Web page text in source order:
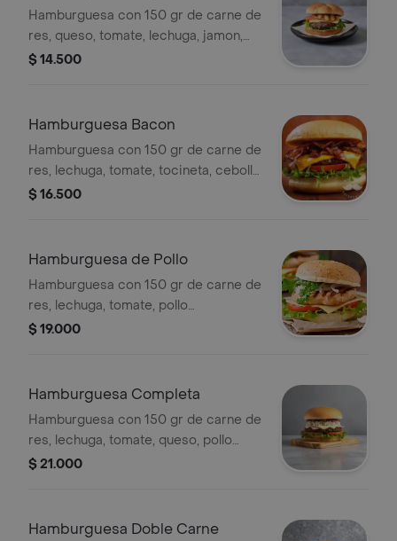
Hamburguesa con 150 gr de carne de
res, queso, tomate, lechuga, jamon,
rodaja de piña caramelizada y salsas
$ 14.500
Hamburguesa Bacon
Hamburguesa con 150 gr de carne de
res, lechuga, tomate, tocineta, cebolla
caramelizada, queso y salsas de la
$ 16.500
Hamburguesa de Pollo
Hamburguesa con 150 gr de carne de
res, lechuga, tomate, pollo
desmenuzado, salsas de la casa y
$ 19.000
Hamburguesa Completa
Hamburguesa con 150 gr de carne de
res, lechuga, tomate, queso, pollo
desmenuzado, tocineta, jamón, salsas
$ 21.000
Hamburguesa Doble Carne